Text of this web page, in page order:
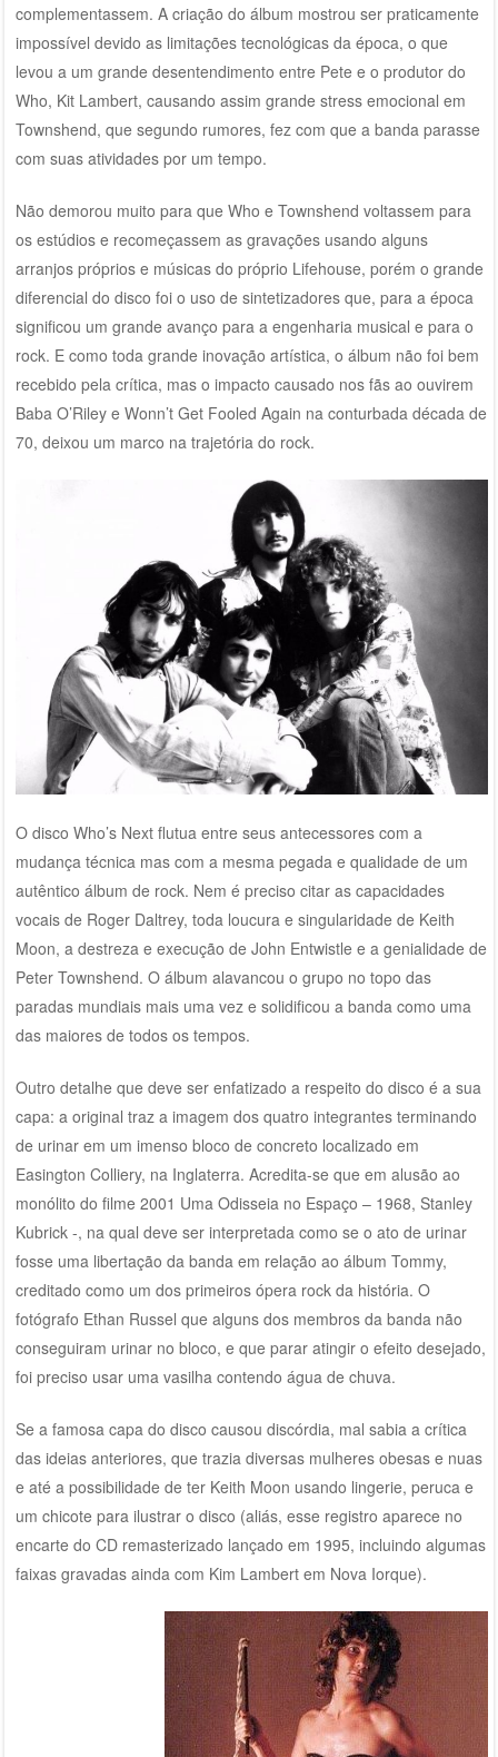
complementassem. A criação do álbum mostrou ser praticamente
impossível devido as limitações tecnológicas da época, o que
levou a um grande desentendimento entre Pete e o produtor do
Who, Kit Lambert, causando assim grande stress emocional em
Townshend, que segundo rumores, fez com que a banda parasse
com suas atividades por um tempo.
Não demorou muito para que Who e Townshend voltassem para
os estúdios e recomeçassem as gravações usando alguns
arranjos próprios e músicas do próprio Lifehouse, porém o grande
diferencial do disco foi o uso de sintetizadores que, para a época
significou um grande avanço para a engenharia musical e para o
rock. E como toda grande inovação artística, o álbum não foi bem
recebido pela crítica, mas o impacto causado nos fãs ao ouvirem
Baba O’Riley e Wonn’t Get Fooled Again na conturbada década de
70, deixou um marco na trajetória do rock.
O disco Who’s Next flutua entre seus antecessores com a
mudança técnica mas com a mesma pegada e qualidade de um
autêntico álbum de rock. Nem é preciso citar as capacidades
vocais de Roger Daltrey, toda loucura e singularidade de Keith
Moon, a destreza e execução de John Entwistle e a genialidade de
Peter Townshend. O álbum alavancou o grupo no topo das
paradas mundiais mais uma vez e solidificou a banda como uma
das maiores de todos os tempos.
Outro detalhe que deve ser enfatizado a respeito do disco é a sua
capa: a original traz a imagem dos quatro integrantes terminando
de urinar em um imenso bloco de concreto localizado em
Easington Colliery, na Inglaterra. Acredita-se que em alusão ao
monólito do filme 2001 Uma Odisseia no Espaço – 1968, Stanley
Kubrick -, na qual deve ser interpretada como se o ato de urinar
fosse uma libertação da banda em relação ao álbum Tommy,
creditado como um dos primeiros ópera rock da história. O
fotógrafo Ethan Russel que alguns dos membros da banda não
conseguiram urinar no bloco, e que parar atingir o efeito desejado,
foi preciso usar uma vasilha contendo água de chuva.
Se a famosa capa do disco causou discórdia, mal sabia a crítica
das ideias anteriores, que trazia diversas mulheres obesas e nuas
e até a possibilidade de ter Keith Moon usando lingerie, peruca e
um chicote para ilustrar o disco (aliás, esse registro aparece no
encarte do CD remasterizado lançado em 1995, incluindo algumas
faixas gravadas ainda com Kim Lambert em Nova Iorque).